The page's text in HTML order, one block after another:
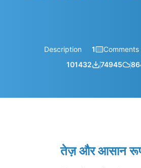
Description 1 Comments
101432
74945
तेज़ और आसान